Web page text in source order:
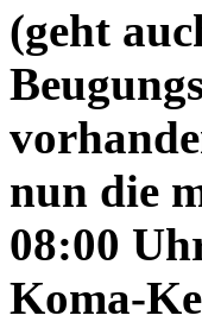
(geht
nun die
08:00
Koma-